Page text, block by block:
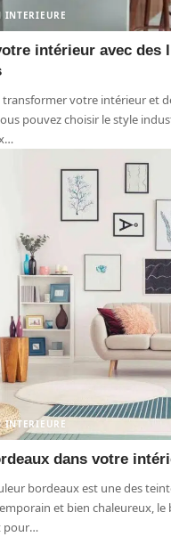
INTERIEURE
intérieur avec des
transformer votre intérieur et
pouvez choisir le style
…
INTERIEURE
dans votre
bordeaux est une des
et bien chaleureux, le
pour…